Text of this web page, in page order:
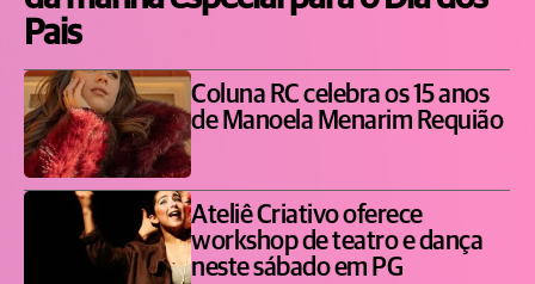
Pais
Coluna RC celebra os 15 anos
de Manoela Menarim Requião
Ateliê Criativo oferece
workshop de teatro e dança
neste sábado em PG